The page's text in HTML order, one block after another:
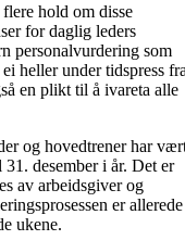
hold om disse
for daglig leders
personalvurdering som
heller under tidspress
en plikt til å ivareta alle
og hovedtrener har
desember i år. Det er
av arbeidsgiver og
er allerede
ukene.